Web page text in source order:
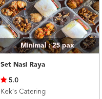
Minimal : 25pax
Set Nasi Raya
5.0
Kek's Catering